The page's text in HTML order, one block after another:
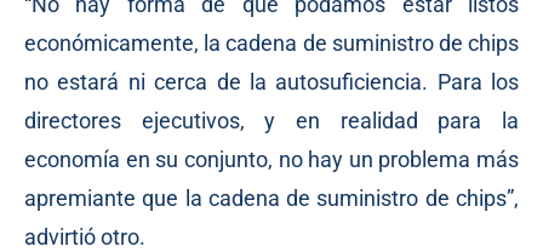
económicamente, la cadena de suministro de chips
no estará ni cerca de la autosuficiencia. Para los
directores ejecutivos, y en realidad para la
economía en su conjunto, no hay un problema más
apremiante que la cadena de suministro de chips”,
advirtió otro.